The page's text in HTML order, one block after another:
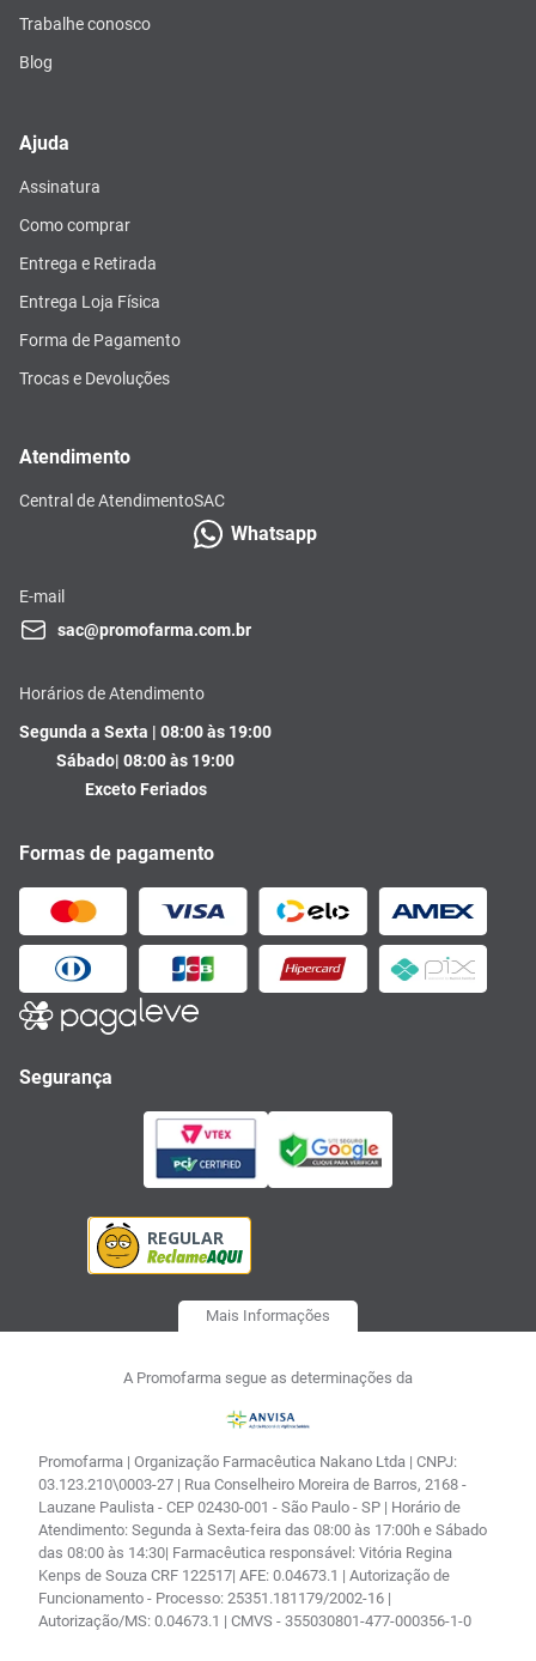
Trabalhe conosco
Blog
Ajuda
Assinatura
Como comprar
Entrega e Retirada
Entrega Loja Física
Forma de Pagamento
Trocas e Devoluções
Atendimento
Central de AtendimentoSAC
Whatsapp
E-mail
sac@promofarma.com.br
Horários de Atendimento
Segunda a Sexta | 08:00 às 19:00
Sábado| 08:00 às 19:00
Exceto Feriados
Formas de pagamento
Segurança
Mais Informações
A Promofarma segue as determinações da
Promofarma | Organização Farmacêutica Nakano Ltda | CNPJ:
03.123.210\0003-27 | Rua Conselheiro Moreira de Barros, 2168 -
Lauzane Paulista - CEP 02430-001 - São Paulo - SP | Horário de
Atendimento: Segunda à Sexta-feira das 08:00 às 17:00h e Sábado
das 08:00 às 14:30| Farmacêutica responsável: Vitória Regina
Kenps de Souza CRF 122517| AFE: 0.04673.1 | Autorização de
Funcionamento - Processo: 25351.181179/2002-16 |
Autorização/MS: 0.04673.1 | CMVS - 355030801-477-000356-1-0